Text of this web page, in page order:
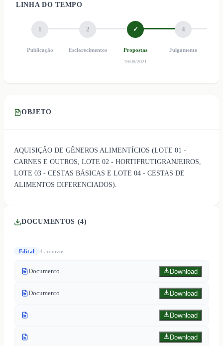
LINHA DO TEMPO
1
Publicação
2
Esclarecimentos
✓
Propostas
19/08/2021
4
Julgamento
OBJETO
AQUISIÇÃO DE GÊNEROS ALIMENTÍCIOS (LOTE 01 -
CARNES E OUTROS, LOTE 02 - HORTIFRUTIGRANJEIROS,
LOTE 03 - CESTAS BÁSICAS E LOTE 04 - CESTAS DE
ALIMENTOS DIFERENCIADOS).
DOCUMENTOS (4)
Edital 4arquivos
Documento Download
Documento Download
Download
Download